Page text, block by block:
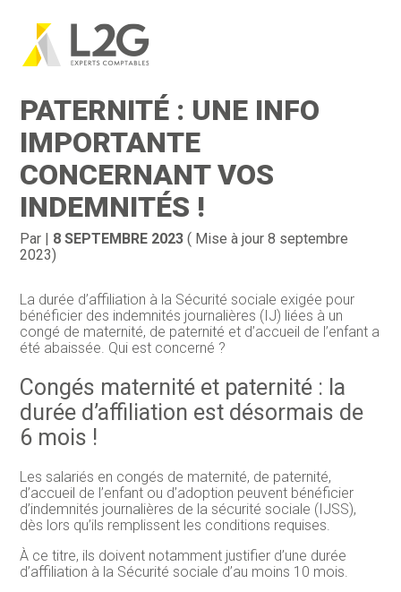
Aller
au
Création d’entreprise
Pilotage d’entreprise
Entreprise en difficultés
Gestion
Juridique
Documents
Dématérialisation / collecte
PATERNITÉ : UNE INFO
IMPORTANTE
CONCERNANT VOS
INDEMNITÉS !
Par | 8 SEPTEMBRE 2023 ( Mise à jour 8 septembre
2023)
La durée d’affiliation à la Sécurité sociale exigée pour
bénéficier des indemnités journalières (IJ) liées à un
congé de maternité, de paternité et d’accueil de l’enfant a
été abaissée. Qui est concerné ?
Congés maternité et paternité : la
durée d’affiliation est désormais de
6 mois !
Les salariés en congés de maternité, de paternité,
d’accueil de l’enfant ou d’adoption peuvent bénéficier
d’indemnités journalières de la sécurité sociale (IJSS),
dès lors qu’ils remplissent les conditions requises.
À ce titre, ils doivent notamment justifier d’une durée
d’affiliation à la Sécurité sociale d’au moins 10 mois.